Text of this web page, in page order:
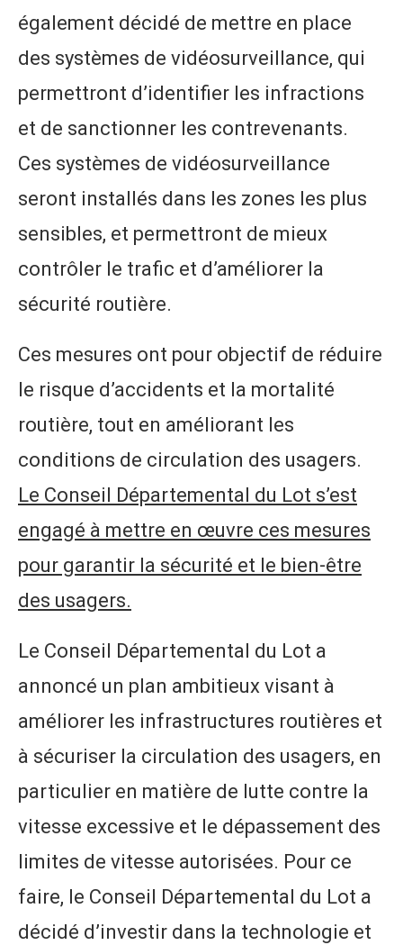
également décidé de mettre en place
des systèmes de vidéosurveillance, qui
permettront d’identifier les infractions
et de sanctionner les contrevenants.
Ces systèmes de vidéosurveillance
seront installés dans les zones les plus
sensibles, et permettront de mieux
contrôler le trafic et d’améliorer la
sécurité routière.
Ces mesures ont pour objectif de réduire
le risque d’accidents et la mortalité
routière, tout en améliorant les
conditions de circulation des usagers.
Le Conseil Départemental du Lot s’est
engagé à mettre en œuvre ces mesures
pour garantir la sécurité et le bien-être
des usagers.
Le Conseil Départemental du Lot a
annoncé un plan ambitieux visant à
améliorer les infrastructures routières et
à sécuriser la circulation des usagers, en
particulier en matière de lutte contre la
vitesse excessive et le dépassement des
limites de vitesse autorisées. Pour ce
faire, le Conseil Départemental du Lot a
décidé d’investir dans la technologie et